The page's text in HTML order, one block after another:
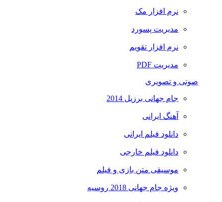
نرم افزار مک
مدیریت پسورد
نرم افزار تقویم
مدیریت PDF
صوتی و تصویری
جام جهانی برزیل 2014
آهنگ ایرانی
دانلود فیلم ایرانی
دانلود فیلم خارجی
موسیقی متن بازی و فیلم
ویژه جام جهانی 2018 روسیه